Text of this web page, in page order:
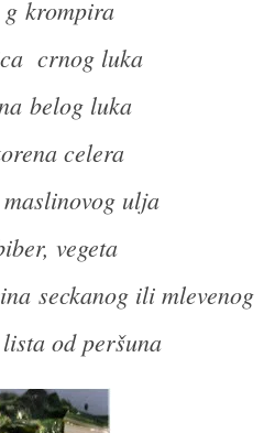
gkrompira
crnog luka
belog luka
celera
ulja
vegeta
seckanog ili mlevenog
od peršuna